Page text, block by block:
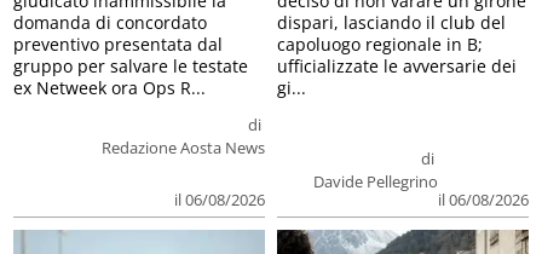
di
Redazione Aosta News
il 06/08/2026
domanda di concordato
preventivo presentata dal
gruppo per salvare le testate
ex Netweek ora Ops R...
di
Davide Pellegrino
il 06/08/2026
dispari, lasciando il club del
capoluogo regionale in B;
ufficializzate le avversarie dei
gi...